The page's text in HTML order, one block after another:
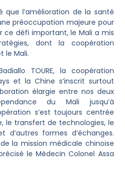
que l’amélioration de la santé
préoccupation majeure pour
ce défi important, le Mali a mis
dont la coopération
le Mali.
TOURE, la coopération
et la Chine s’inscrit surtout
élargie entre nos deux
du Mali jusqu’à
s’est toujours centrée
le transfert de technologies, le
d’autres formes d’échanges.
la mission médicale chinoise
le Médecin Colonel Assa